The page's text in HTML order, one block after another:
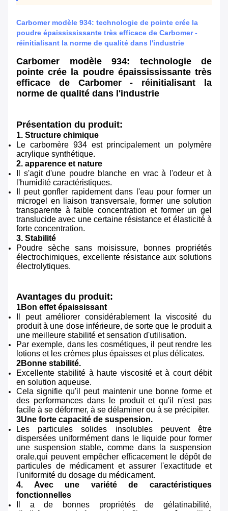
Carbomer modèle 934: technologie de pointe crée la
poudre épaissississante très efficace de Carbomer -
réinitialisant la norme de qualité dans l'industrie
Carbomer modèle 934: technologie de
pointe crée la poudre épaissississante très
efficace de Carbomer - réinitialisant la
norme de qualité dans l'industrie
Présentation du produit:
1. Structure chimique
Le carbomère 934 est principalement un polymère
acrylique synthétique.
2. apparence et nature
Il s'agit d'une poudre blanche en vrac à l'odeur et à
l'humidité caractéristiques.
Il peut gonfler rapidement dans l'eau pour former un
microgel en liaison transversale, former une solution
transparente à faible concentration et former un gel
translucide avec une certaine résistance et élasticité à
forte concentration.
3. Stabilité
Poudre sèche sans moisissure, bonnes propriétés
électrochimiques, excellente résistance aux solutions
électrolytiques.
Avantages du produit:
1Bon effet épaississant
Il peut améliorer considérablement la viscosité du
produit à une dose inférieure, de sorte que le produit a
une meilleure stabilité et sensation d'utilisation.
Par exemple, dans les cosmétiques, il peut rendre les
lotions et les crèmes plus épaisses et plus délicates.
2Bonne stabilité.
Excellente stabilité à haute viscosité et à court débit
en solution aqueuse.
Cela signifie qu'il peut maintenir une bonne forme et
des performances dans le produit et qu'il n'est pas
facile à se déformer, à se délaminer ou à se précipiter.
3Une forte capacité de suspension.
Les particules solides insolubles peuvent être
dispersées uniformément dans le liquide pour former
une suspension stable, comme dans la suspension
orale,qui peuvent empêcher efficacement le dépôt de
particules de médicament et assurer l'exactitude et
l'uniformité du dosage du médicament.
4. Avec une variété de caractéristiques
fonctionnelles
Il a de bonnes propriétés de gélatinabilité,